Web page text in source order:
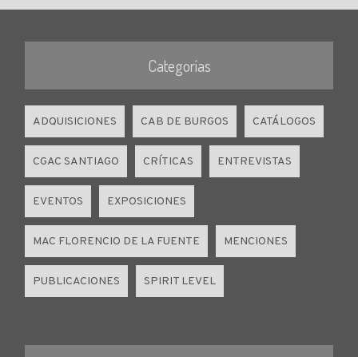
Categorías
ADQUISICIONES CAB DE BURGOS CATÁLOGOS
CGAC SANTIAGO CRÍTICAS ENTREVISTAS
EVENTOS EXPOSICIONES
MAC FLORENCIO DE LA FUENTE MENCIONES
PUBLICACIONES SPIRIT LEVEL